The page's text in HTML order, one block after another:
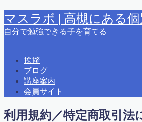
マスラボ | 高槻にある個
自分で勉強できる子を育てる
MENU
2015夏期講習
2015春期講習
2016 夏期講習
2019夏期講習案内
挨拶
ブログ
講座案内
会員サイト
利用規約／特定商取引法